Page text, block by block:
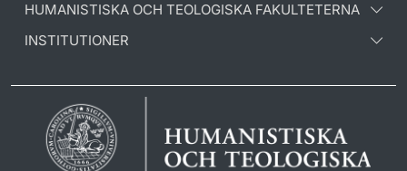
HUMANISTISKA OCH TEOLOGISKA FAKULTETERNA
INSTITUTIONER